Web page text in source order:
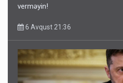
verməyin!
6 Avqust 21:36